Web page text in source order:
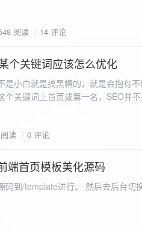
阅读 14 评论
个关键词应该怎么优化
是小白就是搞黑帽的，就是会抱有
个关键词上首页或第一名，SEO并
读 0 评论
端首页模板美化源码
码到/template进行。 然后去后台切